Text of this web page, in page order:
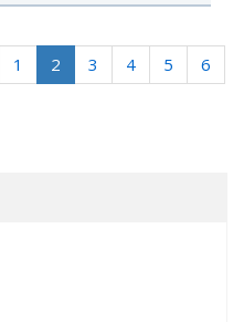
1 2 3 4 5
6
filter